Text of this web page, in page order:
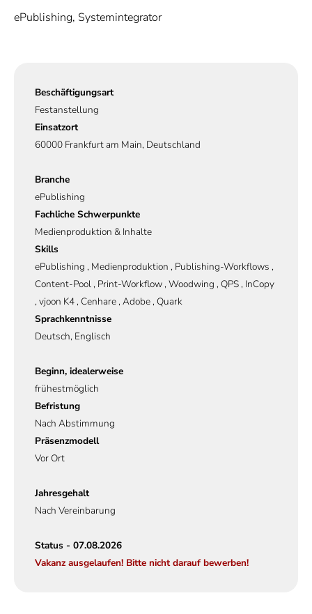
ePublishing, Systemintegrator
Beschäftigungsart
Festanstellung
Einsatzort
60000 Frankfurt am Main, Deutschland
Branche
ePublishing
Fachliche Schwerpunkte
Medienproduktion & Inhalte
Skills
ePublishing , Medienproduktion , Publishing-Workflows ,
Content-Pool , Print-Workflow , Woodwing , QPS , InCopy
, vjoon K4 , Cenhare , Adobe , Quark
Sprachkenntnisse
Deutsch, Englisch
Beginn, idealerweise
frühestmöglich
Befristung
Nach Abstimmung
Präsenzmodell
Vor Ort
Jahresgehalt
Nach Vereinbarung
Status - 07.08.2026
Vakanz ausgelaufen! Bitte nicht darauf bewerben!